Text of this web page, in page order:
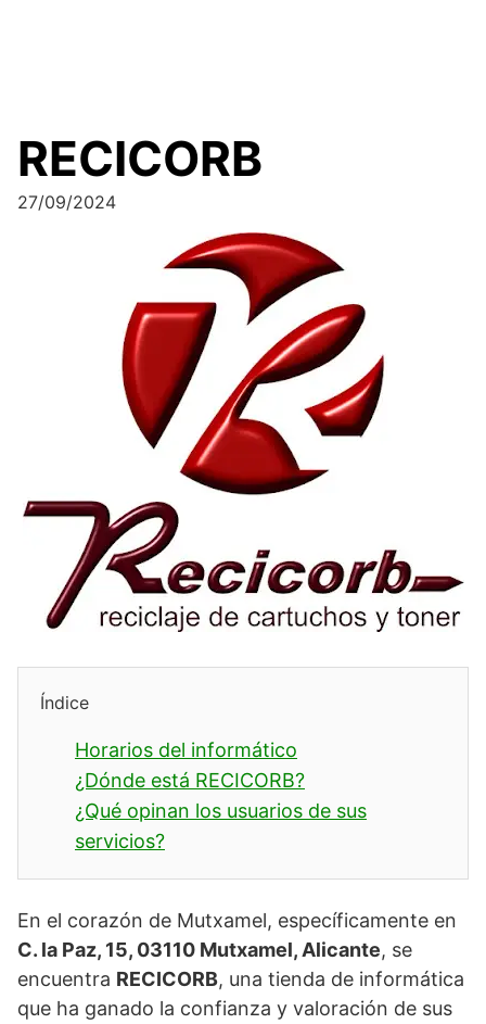
RECICORB
27/09/2024
Índice
Horarios del informático
¿Dónde está RECICORB?
¿Qué opinan los usuarios de sus
servicios?
En el corazón de Mutxamel, específicamente en
C. la Paz, 15, 03110 Mutxamel, Alicante, se
encuentra RECICORB, una tienda de informática
que ha ganado la confianza y valoración de sus